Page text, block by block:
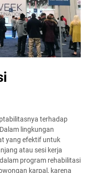
terhadap
lingkungan
yang efektif untuk
atau sesi kerja
program rehabilitasi
karpal, karena